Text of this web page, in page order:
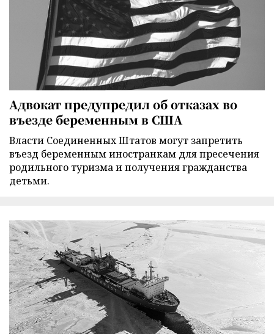
Адвокат предупредил об отказах во
въезде беременным в США
Власти Соединенных Штатов могут запретить
въезд беременным иностранкам для пресечения
родильного туризма и получения гражданства
детьми.